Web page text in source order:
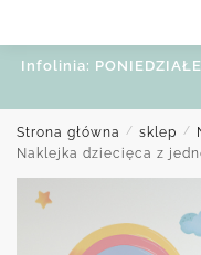
Infolinia:
Strona główna / sklep /
Naklejka dziecięca z